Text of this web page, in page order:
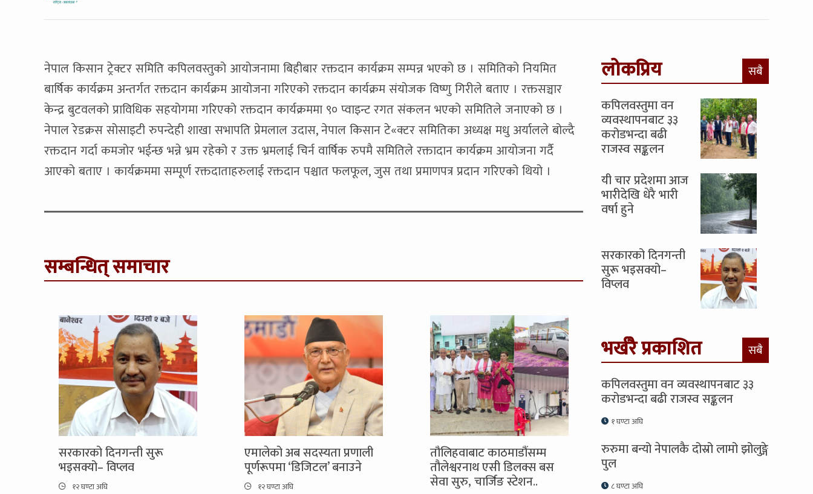
नेपाल किसान ट्रेक्टर समिति कपिलवस्तुको आयोजनामा बिहीबार रक्तदान कार्यक्रम सम्पन्न भएको छ । समितिको नियमित
बार्षिक कार्यक्रम अन्तर्गत रक्तदान कार्यक्रम आयोजना गरिएको रक्तदान कार्यक्रम संयोजक विष्णु गिरीले बताए । रक्तसञ्चार
केन्द्र बुटवलको प्राविधिक सहयोगमा गरिएको रक्तदान कार्यक्रममा ९० प्वाइन्ट रगत संकलन भएको समितिले जनाएको छ ।
नेपाल रेडक्रस सोसाइटी रुपन्देही शाखा सभापति प्रेमलाल उदास, नेपाल किसान टे«क्टर समितिका अध्यक्ष मधु अर्यालले बोल्दै
रक्तदान गर्दा कमजोर भईन्छ भन्ने भ्रम रहेको र उक्त भ्रमलाई चिर्न वार्षिक रुपमै समितिले रक्तादान कार्यक्रम आयोजना गर्दै
आएको बताए । कार्यक्रममा सम्पूर्ण रक्तदाताहरुलाई रक्तदान पश्चात फलफूल, जुस तथा प्रमाणपत्र प्रदान गरिएको थियो ।
सम्बन्धित् समाचार
सरकारको दिनगन्ती सुरू
भइसक्यो– विप्लव
१२ घण्टा अघि
एमालेको अब सदस्यता प्रणाली
पूर्णरूपमा ‘डिजिटल’ बनाउने
१२ घण्टा अघि
तौलिहवाबाट काठमाडौंसम्म
तौलेश्वरनाथ एसी डिलक्स बस
सेवा सुरु, चार्जिङ स्टेशन..
लोकप्रिय सबै
कपिलवस्तुमा वन
व्यवस्थापनबाट ३३
करोडभन्दा बढी
राजस्व सङ्कलन
यी चार प्रदेशमा आज
भारीदेखि धेरै भारी
वर्षा हुने
सरकारको दिनगन्ती
सुरू भइसक्यो–
विप्लव
भर्खरै प्रकाशित सबै
कपिलवस्तुमा वन व्यवस्थापनबाट ३३
करोडभन्दा बढी राजस्व सङ्कलन
१ घण्टा अघि
रुरुमा बन्यो नेपालकै दोस्रो लामो झोलुङ्गे
पुल
८ घण्टा अघि